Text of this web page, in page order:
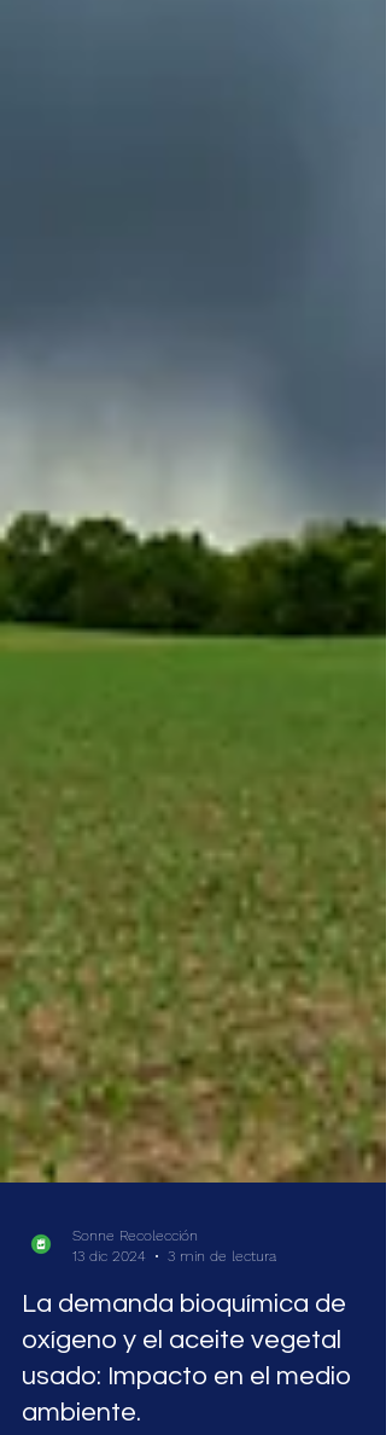
13 dic 2024
3 min de lectura
La demanda bioquímica de
oxígeno y el aceite vegetal
usado: Impacto en el medio